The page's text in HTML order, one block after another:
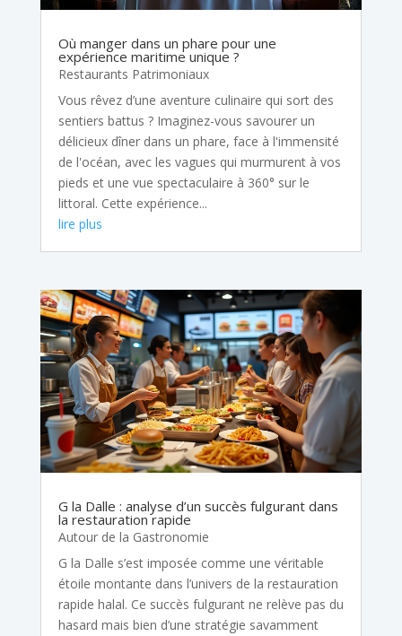
Où manger dans un phare pour une
expérience maritime unique ?
Restaurants Patrimoniaux
Vous rêvez d’une aventure culinaire qui sort des
sentiers battus ? Imaginez-vous savourer un
délicieux dîner dans un phare, face à l'immensité
de l'océan, avec les vagues qui murmurent à vos
pieds et une vue spectaculaire à 360° sur le
littoral. Cette expérience...
lire plus
G la Dalle : analyse d’un succès fulgurant dans
la restauration rapide
Autour de la Gastronomie
G la Dalle s’est imposée comme une véritable
étoile montante dans l’univers de la restauration
rapide halal. Ce succès fulgurant ne relève pas du
hasard mais bien d’une stratégie savamment